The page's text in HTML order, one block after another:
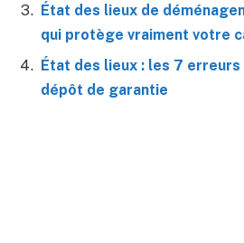
État des lieux de
qui protège vraiment votre
État des lieux : les 7
dépôt de garantie